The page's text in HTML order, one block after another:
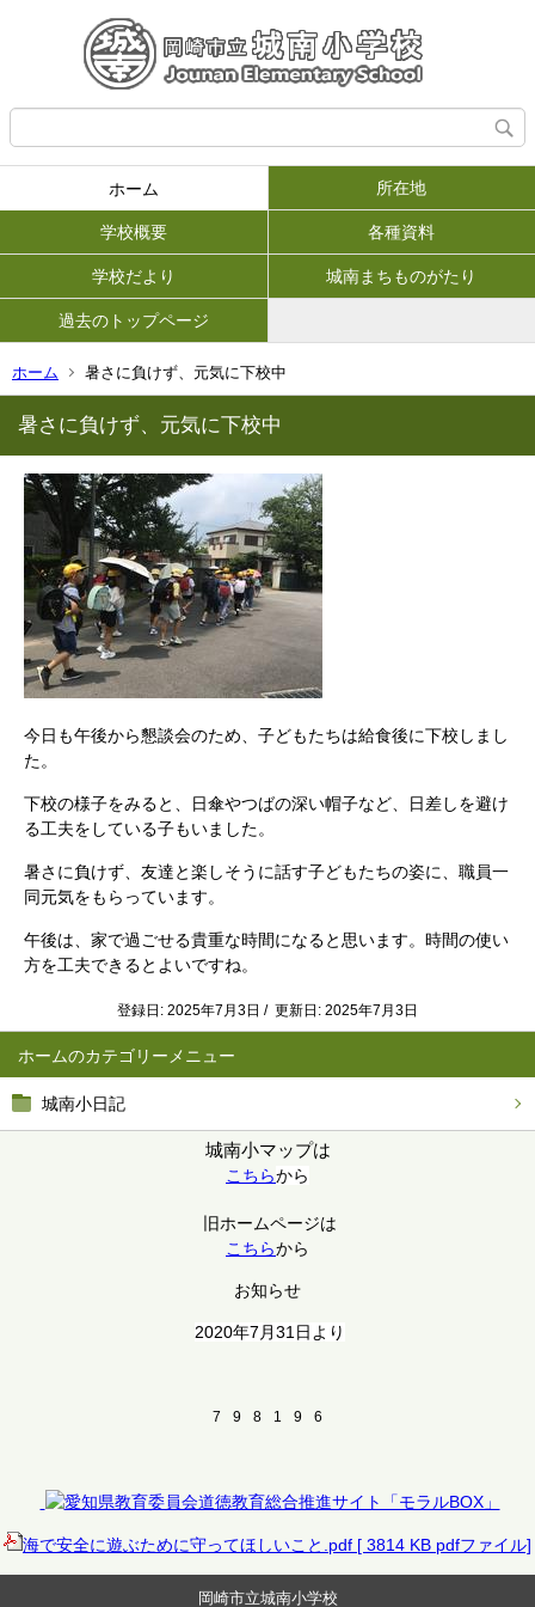
ホーム 所在地
学校概要 各種資料
学校だより 城南まちものがたり
過去のトップページ
ホーム 暑さに負けず、元気に下校中
ホーム
城南小日記
城南小マップは
こちらから
旧ホームページは
こちらから
お知らせ
2020年7月31日より
7 9 8 1 9 6
海で安全に遊ぶために守ってほしいこと.pdf [ 3814 KB pdfファイル]
暑さに負けず、元気に下校中
今日も午後から懇談会のため、子どもたちは給食後に下校しまし
た。
下校の様子をみると、日傘やつばの深い帽子など、日差しを避け
る工夫をしている子もいました。
暑さに負けず、友達と楽しそうに話す子どもたちの姿に、職員一
同元気をもらっています。
午後は、家で過ごせる貴重な時間になると思います。時間の使い
方を工夫できるとよいですね。
登録日: 2025年7月3日 / 更新日: 2025年7月3日
岡崎市立城南小学校